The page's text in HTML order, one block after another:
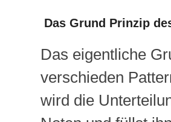
Das Grund Prinzip
Das eigentliche
verschieden
wird die